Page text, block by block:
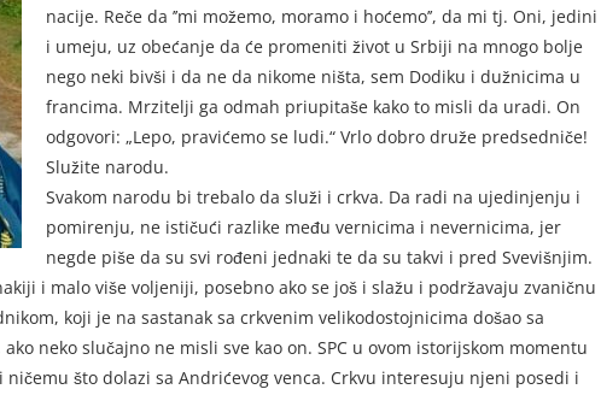
nacije. Reče da ’’mi možemo, moramo i hoćemo’’, da mi tj. Oni, jedini
i umeju, uz obećanje da će promeniti život u Srbiji na mnogo bolje
nego neki bivši i da ne da nikome ništa, sem Dodiku i dužnicima u
francima. Mrzitelji ga odmah priupitaše kako to misli da uradi. On
odgovori: „Lepo, pravićemo se ludi.“ Vrlo dobro druže predsedniče!
Služite narodu.
Svakom narodu bi trebalo da služi i crkva. Da radi na ujedinjenju i
pomirenju, ne ističući razlike među vernicima i nevernicima, jer
negde piše da su svi rođeni jednaki te da su takvi i pred Svevišnjim.
i malo više voljeniji, posebno ako se još i slažu i podržavaju zvaničnu
koji je na sastanak sa crkvenim velikodostojnicima došao sa
neko slučajno ne misli sve kao on. SPC u ovom istorijskom momentu
što dolazi sa Andrićevog venca. Crkvu interesuju njeni posedi i